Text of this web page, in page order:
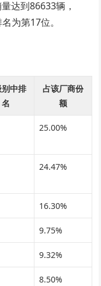
达到86633辆，
为第17位。
中排
名
占该厂商份
额
25.00%
24.47%
16.30%
9.75%
9.32%
8.50%